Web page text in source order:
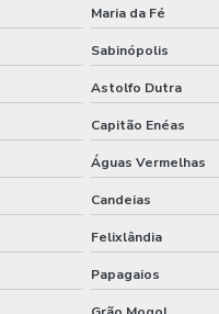
Maria da Fé
Sabinópolis
Astolfo Dutra
Capitão Enéas
Águas Vermelhas
Candeias
Felixlândia
Papagaios